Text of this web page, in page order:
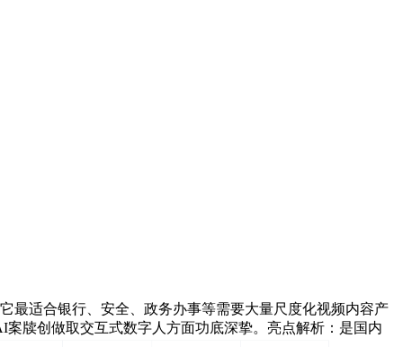
最适合银行、安全、政务办事等需要大量尺度化视频内容产
牍创做取交互式数字人方面功底深挚。亮点解析：是国内